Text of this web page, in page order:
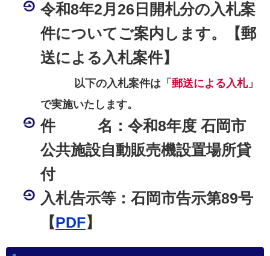
令和8年2月26日開札分の入札案
件についてご案内します。【郵
送による入札案件】
以下の入札案件は「 郵送による入札」
で実施いたします。
件 名：令和8年度 石岡市
公共施設自動販売機設置場所貸
付
入札告示等：石岡市告示第89号
【PDF】